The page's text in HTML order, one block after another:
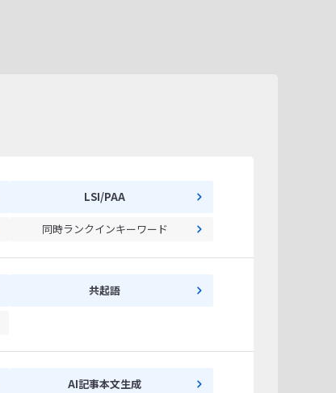
LSI/PAA
同時ランクインキーワード
共起語
AI記事本文生成